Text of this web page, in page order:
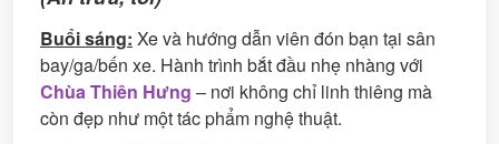
Buổi sáng: Xe và hướng dẫn viên đón bạn tại sân
bay/ga/bến xe. Hành trình bắt đầu nhẹ nhàng với
Chùa Thiên Hưng – nơi không chỉ linh thiêng mà
còn đẹp như một tác phẩm nghệ thuật.